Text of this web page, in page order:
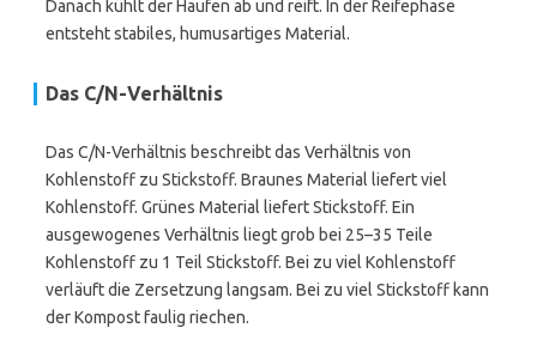
Danach kühlt der Haufen ab und reift. In der Reifephase
entsteht stabiles, humusartiges Material.
Das C/N-Verhältnis
Das C/N-Verhältnis beschreibt das Verhältnis von
Kohlenstoff zu Stickstoff. Braunes Material liefert viel
Kohlenstoff. Grünes Material liefert Stickstoff. Ein
ausgewogenes Verhältnis liegt grob bei 25–35 Teile
Kohlenstoff zu 1 Teil Stickstoff. Bei zu viel Kohlenstoff
verläuft die Zersetzung langsam. Bei zu viel Stickstoff kann
der Kompost faulig riechen.